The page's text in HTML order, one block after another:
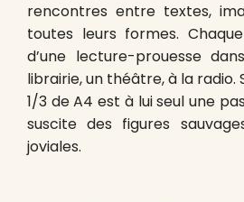
rencontres entre textes,
toutes leurs formes.
d’une lecture-prouesse
librairie, un théâtre, à la
1/3 de A4 est à lui seul une
suscite des figures
joviales.